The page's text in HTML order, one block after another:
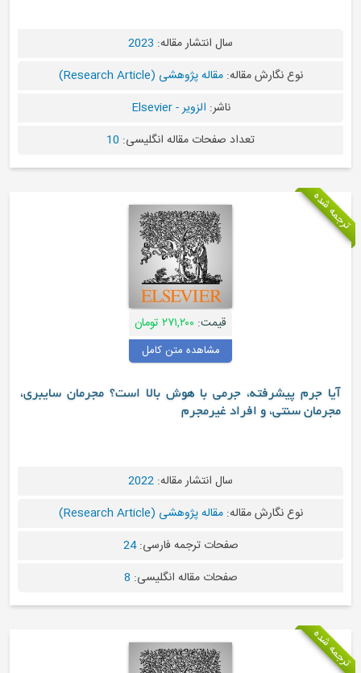
سال انتشار مقاله: 2023
نوع نگارش مقاله:مقاله پژوهشی (Research Article)
ناشر: الزویر - Elsevier
تعداد صفحات مقاله انگلیسی: 10
ترجمه شده
قیمت: ۲۷۱,۲۰۰ تومان
مشاهده متن کامل
آیا جرم پیشرفته، جرمی با هوش بالا است؟ مجرمان سایبری،
مجرمان سنتی، و افراد غیرمجرم
سال انتشار مقاله: 2022
نوع نگارش مقاله:مقاله پژوهشی (Research Article)
صفحات ترجمه فارسی:24
صفحات مقاله انگلیسی: 8
ترجمه شده